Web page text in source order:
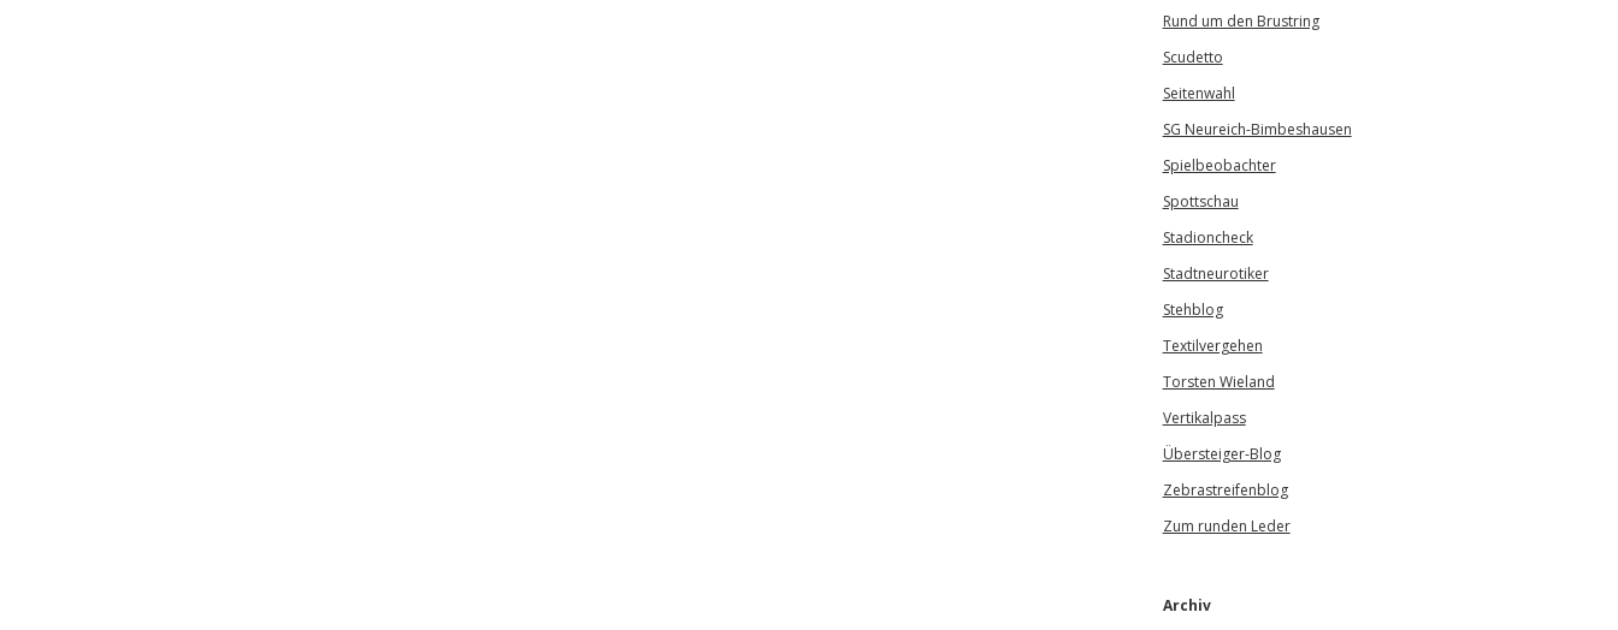
Rund um den Brustring
Scudetto
Seitenwahl
SG Neureich-Bimbeshausen
Spielbeobachter
Spottschau
Stadioncheck
Stadtneurotiker
Stehblog
Textilvergehen
Torsten Wieland
Vertikalpass
Übersteiger-Blog
Zebrastreifenblog
Zum runden Leder
Archiv